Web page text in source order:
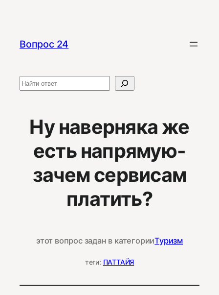
содержимому
Вопрос 24
Поиск
Ну наверняка же
есть напрямую-
зачем сервисам
платить?
этот вопрос задан в категорииТуризм
теги: ПАТТАЙЯ